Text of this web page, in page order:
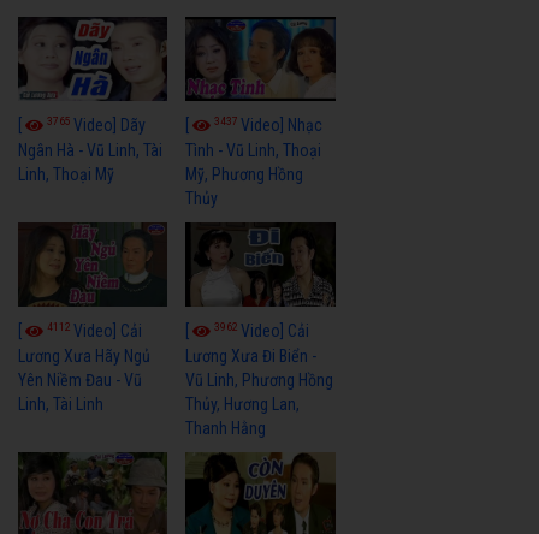
3765 Video] Dãy
Ngân Hà - Vũ Linh, Tài
Linh, Thoại Mỹ
3437Video] Nhạc
Tình - Vũ Linh, Thoại
Mỹ, Phương Hồng
Thủy
4112 Video] Cải
Lương Xưa Hãy Ngủ
Yên Niềm Đau - Vũ
Linh, Tài Linh
3962Video] Cải
Lương Xưa Đi Biển -
Vũ Linh, Phương Hồng
Thủy, Hương Lan,
Thanh Hằng